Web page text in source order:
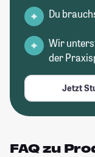
Du
Wir
der
Jetzt
FAQ zu